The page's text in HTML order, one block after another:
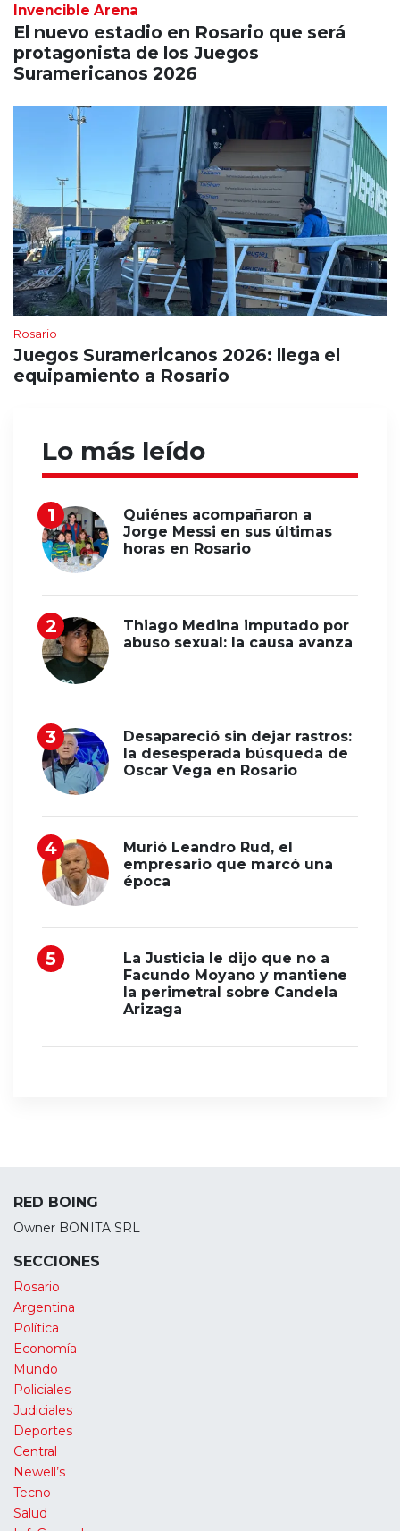
Invencible Arena
El nuevo estadio en Rosario que será
protagonista de los Juegos
Suramericanos 2026
Rosario
Juegos Suramericanos 2026: llega el
equipamiento a Rosario
Lo más leído
Quiénes acompañaron a
Jorge Messi en sus últimas
horas en Rosario
Thiago Medina imputado por
abuso sexual: la causa avanza
Desapareció sin dejar rastros:
la desesperada búsqueda de
Oscar Vega en Rosario
Murió Leandro Rud, el
empresario que marcó una
época
La Justicia le dijo que no a
Facundo Moyano y mantiene
la perimetral sobre Candela
Arizaga
RED BOING
Owner BONITA SRL
SECCIONES
Rosario
Argentina
Política
Economía
Mundo
Policiales
Judiciales
Deportes
Central
Newell’s
Tecno
Salud